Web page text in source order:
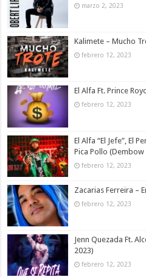
marzo 2, 2023
Kalimete – Mucho
febrero 12, 2023
El Alfa Ft. Prince
febrero 12, 2023
El Alfa “El Jefe”, El
Pica Pollo (Dembow
febrero 12, 2023
Zacarias Ferreira –
febrero 12, 2023
Jenn Quezada Ft.
2023)
febrero 12, 2023